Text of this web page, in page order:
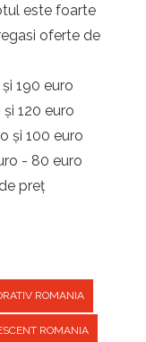
este foarte
oferte de
190 euro
120 euro
și 100 euro
- 80 euro
preț
ROMANIA
ROMANIA